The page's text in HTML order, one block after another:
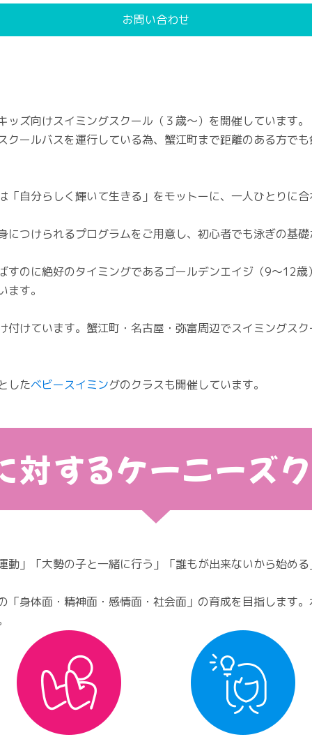
お問い合わせ
ズ向けスイミングスクール（３歳～）を開催しています。
クールバスを運行している為、蟹江町まで距離のある方で
「自分らしく輝いて生きる」をモットーに、一人ひとりに
につけられるプログラムをご用意し、初心者でも泳ぎの基
すのに絶好のタイミングであるゴールデンエイジ（9～12
す。
付けています。蟹江町・名古屋・弥富周辺でスイミングス
したベビースイミングのクラスも開催しています。
対するケーニーズ
動」「大勢の子と一緒に行う」「誰もが出来ないから始め
「身体面・精神面・感情面・社会面」の育成を目指します